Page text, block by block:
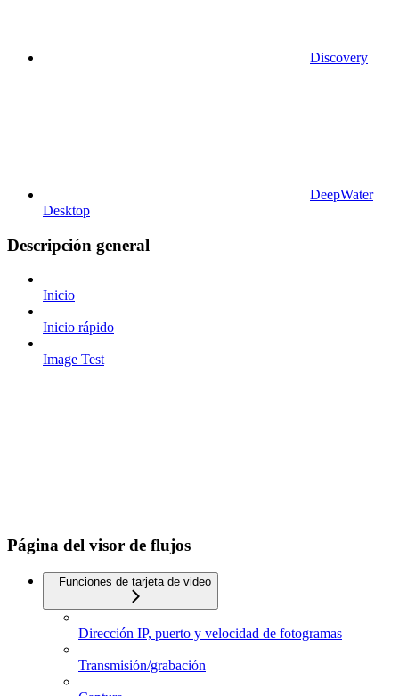
Discovery
DeepWater
Desktop
Descripción general
Inicio
Inicio rápido
Image Test
Página del visor de flujos
Funciones de tarjeta de video
Dirección IP, puerto y velocidad de fotogramas
Transmisión/grabación